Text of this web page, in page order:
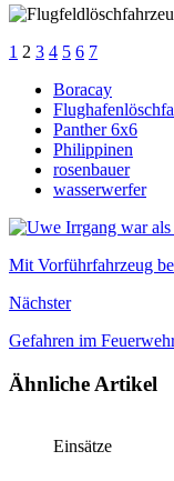
1 2 3 4 5 6 7
Boracay
Panther 6x6
Philippinen
rosenbauer
wasserwerfer
Mit Vorführfahrzeug
Nächster
Gefahren im
Ähnliche Artikel
Einsätze